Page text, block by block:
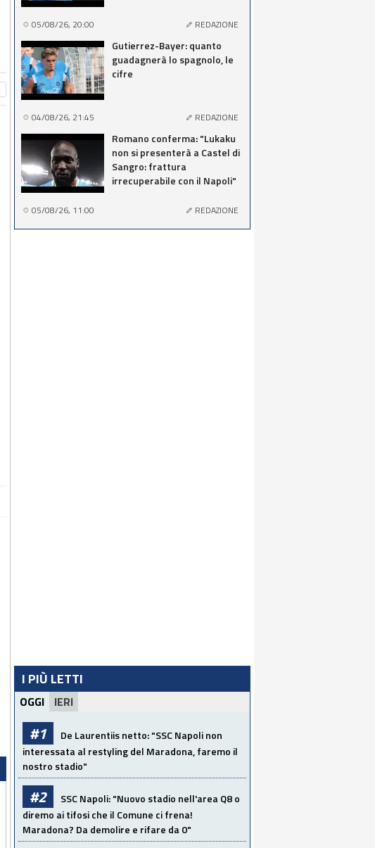
05/08/26, 20:00 REDAZIONE
Gutierrez-Bayer: quanto
guadagnerà lo spagnolo, le
cifre
04/08/26, 21:45 REDAZIONE
Romano conferma: "Lukaku
non si presenterà a Castel di
Sangro: frattura
irrecuperabile con il Napoli"
05/08/26, 11:00 REDAZIONE
I PIÙ LETTI
OGGI IERI
#1
De Laurentiis netto: "SSC Napoli non
interessata al restyling del Maradona, faremo il
nostro stadio"
#2
SSC Napoli: "Nuovo stadio nell'area Q8 o
diremo ai tifosi che il Comune ci frena!
Maradona? Da demolire e rifare da 0"